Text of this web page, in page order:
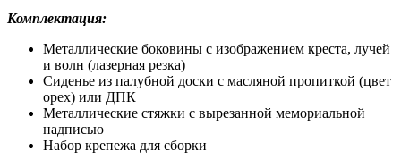
Комплектация:
Металлические боковины с изображением креста, лучей
и волн (лазерная резка)
Сиденье из палубной доски с масляной пропиткой (цвет
орех) или ДПК
Металлические стяжки с вырезанной мемориальной
надписью
Набор крепежа для сборки